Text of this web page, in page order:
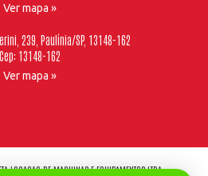
Ver mapa »
239, Paulínia/SP, 13148-162
Cep: 13148-162
Ver mapa »
DE MAQUINAS E EQUIPAMENTOS LTDA